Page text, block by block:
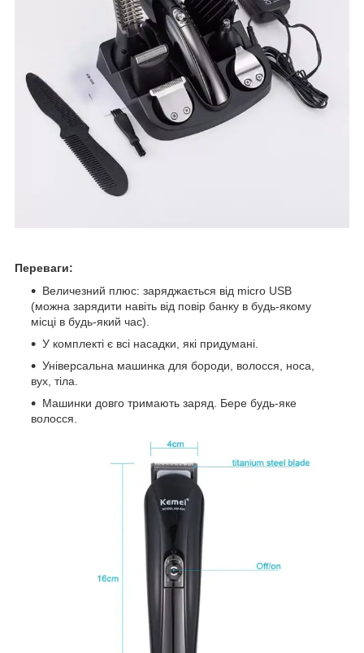
Переваги:
Величезний плюс: заряджається від micro USB
(можна зарядити навіть від повір банку в будь-якому
місці в будь-який час).
У комплекті є всі насадки, які придумані.
Універсальна машинка для бороди, волосся, носа,
вух, тіла.
Машинки довго тримають заряд. Бере будь-яке
волосся.